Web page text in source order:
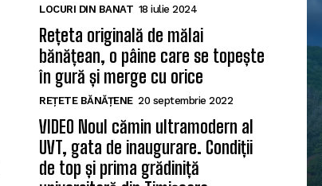
LOCURI DIN BANAT 18 iulie 2024
Rețeta originală de mălai
bănățean, o pâine care se topește
în gură și merge cu orice
REȚETE BĂNĂȚENE 20 septembrie 2022
VIDEO Noul cămin ultramodern al
UVT, gata de inaugurare. Condiții
de top și prima grădiniță